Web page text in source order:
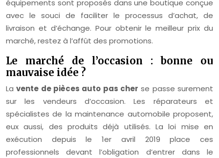
équipements sont proposés dans une boutique conçue
avec le souci de faciliter le processus d’achat, de
livraison et d’échange. Pour obtenir le meilleur prix du
marché, restez à l’affût des promotions.
Le marché de l’occasion : bonne ou
mauvaise idée ?
Lavente de pièces auto pas cher se passe surement
sur les vendeurs d’occasion. Les réparateurs et
spécialistes de la maintenance automobile proposent,
eux aussi, des produits déjà utilisés. La loi mise en
exécution depuis le 1er avril 2019 place ces
professionnels devant l’obligation d’entrer dans le